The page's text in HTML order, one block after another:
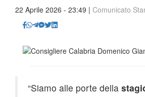
22 Aprile 2026 - 23:49 | Comunicato
“Siamo alle porte della